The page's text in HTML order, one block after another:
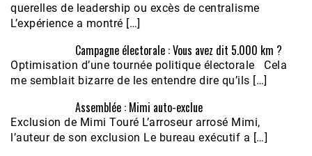
querelles de leadership ou excès de centralisme
L’expérience a montré […]
Campagne électorale : Vous avez dit 5.000 km ?
Optimisation d’une tournée politique électorale Cela
me semblait bizarre de les entendre dire qu’ils […]
Assemblée : Mimi auto-exclue
Exclusion de Mimi Touré L’arroseur arrosé Mimi,
l’auteur de son exclusion Le bureau exécutif a […]